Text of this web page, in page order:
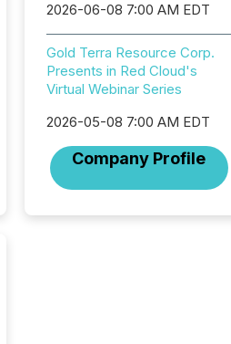
2026-06-08 7:00 AM EDT
Gold Terra Resource Corp.
Presents in Red Cloud's
Virtual Webinar Series
2026-05-08 7:00 AM EDT
Company Profile